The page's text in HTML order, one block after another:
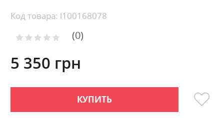
Skip
the
of
the
gallery
Код товара: l100168078
Рейтинг: 0
5 350 грн
КУПИТЬ